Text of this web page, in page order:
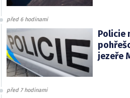
před 6 hodinami
Policie
jezeře
před 7 hodinami